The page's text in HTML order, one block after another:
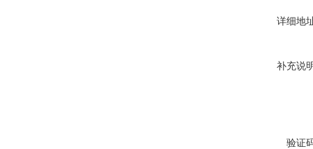
详细地
补充说
验证